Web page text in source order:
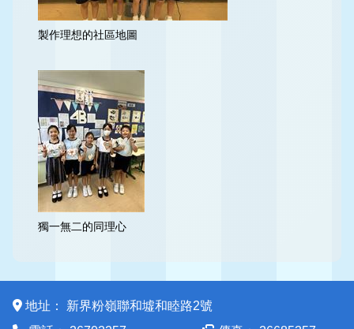
製作理想的社區地圖
獨一無二的同理心
地址： 新界粉嶺聯和墟和睦路2號